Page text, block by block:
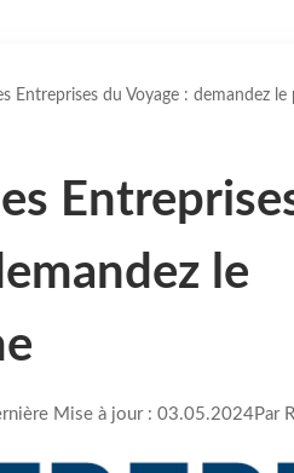
Entreprises du Voyage : demandez le
le
Mise à jour : 03.05.2024Par